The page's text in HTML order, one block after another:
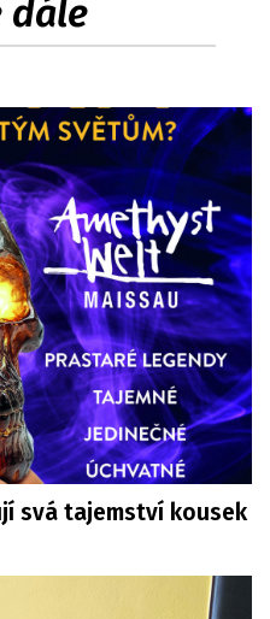
dále
svá tajemství kousek